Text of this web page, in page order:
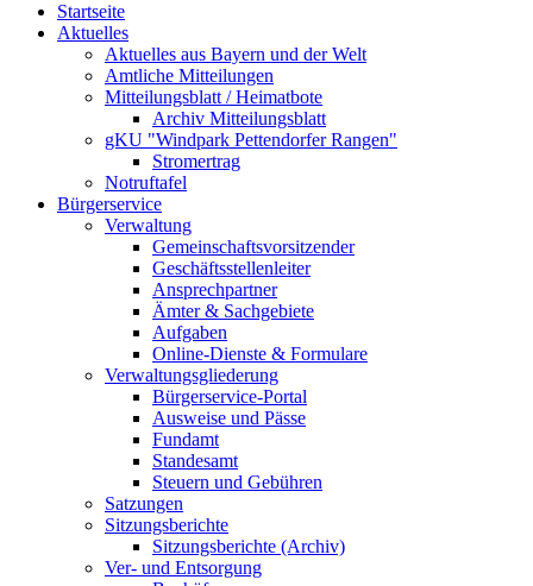
Startseite
Aktuelles
Aktuelles aus Bayern und der Welt
Amtliche Mitteilungen
Mitteilungsblatt / Heimatbote
Archiv Mitteilungsblatt
gKU "Windpark Pettendorfer Rangen"
Stromertrag
Notruftafel
Bürgerservice
Verwaltung
Gemeinschaftsvorsitzender
Geschäftsstellenleiter
Ansprechpartner
Ämter & Sachgebiete
Aufgaben
Online-Dienste & Formulare
Verwaltungsgliederung
Bürgerservice-Portal
Ausweise und Pässe
Fundamt
Standesamt
Steuern und Gebühren
Satzungen
Sitzungsberichte
Sitzungsberichte (Archiv)
Ver- und Entsorgung